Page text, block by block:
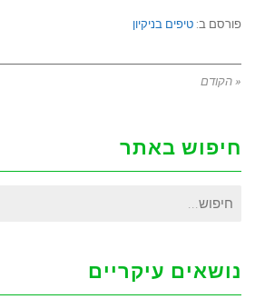
פורסם ב: טיפים בניקיון
« הקודם
חיפוש באתר
חיפוש
נושאים עיקריים